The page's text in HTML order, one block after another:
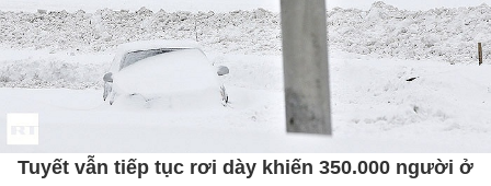
Tuyết vẫn tiếp tục rơi dày khiến 350.000 người ở